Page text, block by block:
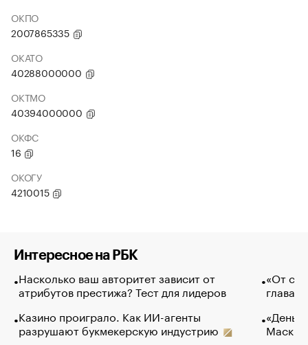
ОКПО
2007865335
ОКАТО
40288000000
ОКТМО
40394000000
ОКФС
16
ОКОГУ
4210015
Интересное на РБК
Насколько ваш авторитет зависит от
атрибутов престижа? Тест для лидеров
Казино проиграло. Как ИИ-агенты
разрушают букмекерскую индустрию
«От
глава
Маск в